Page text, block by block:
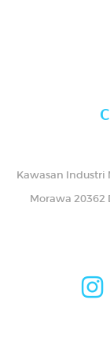
Kawasan Industri
Morawa 20362